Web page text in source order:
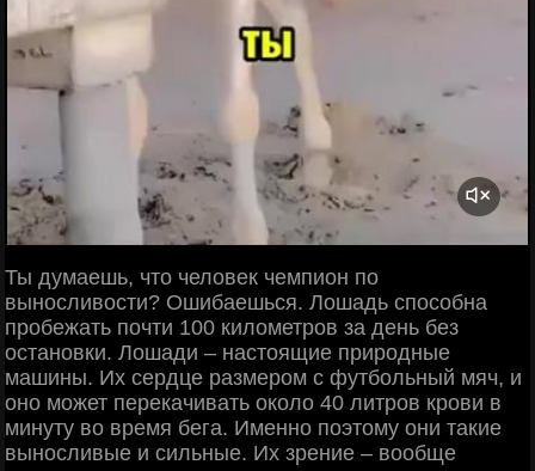
Ты думаешь, что человек чемпион по
выносливости? Ошибаешься. Лошадь способна
пробежать почти 100 километров за день без
остановки. Лошади – настоящие природные
машины. Их сердце размером с футбольный мяч, и
оно может перекачивать около 40 литров крови в
минуту во время бега. Именно поэтому они такие
выносливые и сильные. Их зрение – вообще